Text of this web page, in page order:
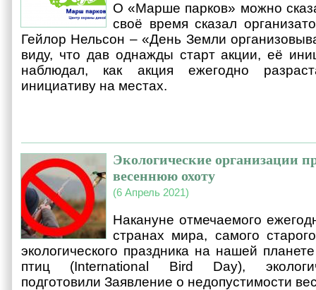
О «Марше парков» можно
своё время сказал
Гейлор Нельсон – «День Земли
виду, что дав однажды старт акции, её
наблюдал, как акция ежегодно
инициативу на местах.
Экологические организации
весеннюю охоту
(6 Апрель 2021)
Накануне отмечаемого
странах мира, самого
экологического праздника на нашей
птиц (International Bird Day),
подготовили Заявление о недопустимости